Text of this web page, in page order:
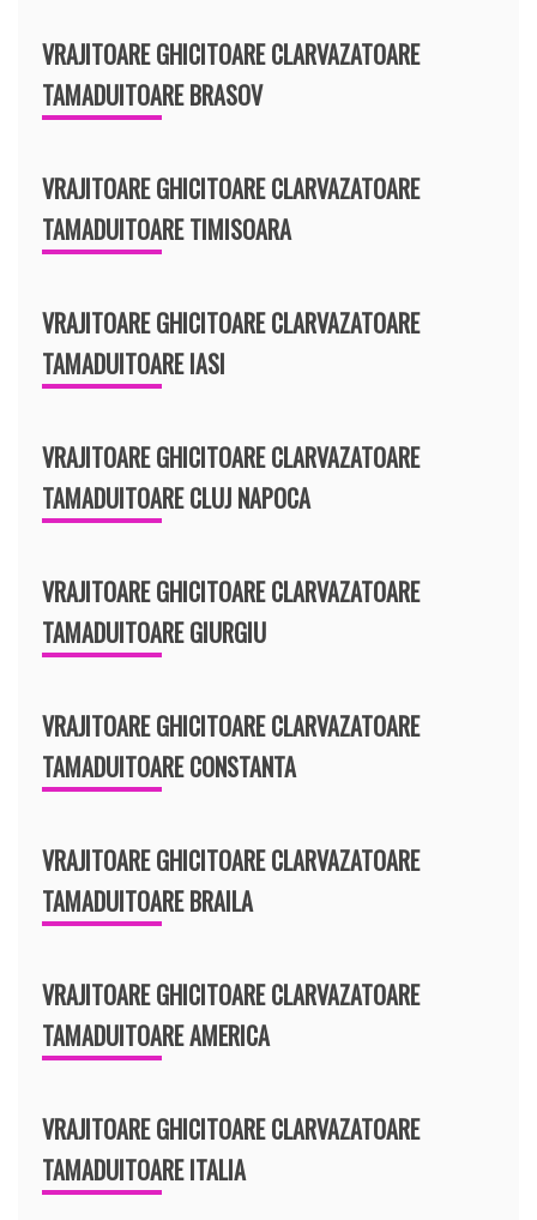
VRAJITOARE GHICITOARE CLARVAZATOARE
TAMADUITOARE BRASOV
VRAJITOARE GHICITOARE CLARVAZATOARE
TAMADUITOARE TIMISOARA
VRAJITOARE GHICITOARE CLARVAZATOARE
TAMADUITOARE IASI
VRAJITOARE GHICITOARE CLARVAZATOARE
TAMADUITOARE CLUJ NAPOCA
VRAJITOARE GHICITOARE CLARVAZATOARE
TAMADUITOARE GIURGIU
VRAJITOARE GHICITOARE CLARVAZATOARE
TAMADUITOARE CONSTANTA
VRAJITOARE GHICITOARE CLARVAZATOARE
TAMADUITOARE BRAILA
VRAJITOARE GHICITOARE CLARVAZATOARE
TAMADUITOARE AMERICA
VRAJITOARE GHICITOARE CLARVAZATOARE
TAMADUITOARE ITALIA